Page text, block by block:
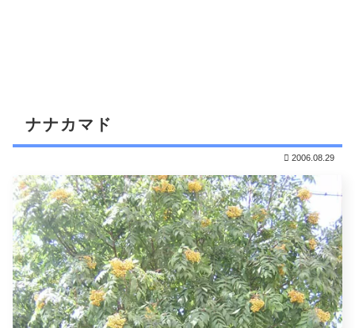
ナナカマド
2006.08.29